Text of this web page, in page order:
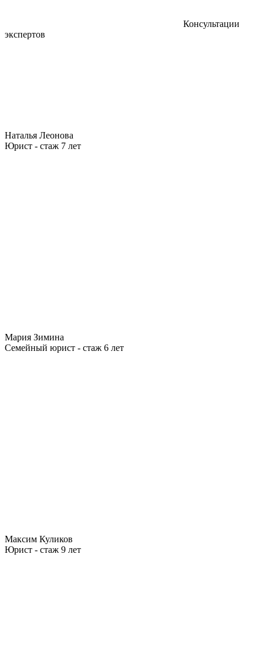
Консультации
экспертов
Наталья Леонова
Юрист - стаж 7 лет
Мария Зимина
Семейный юрист - стаж 6 лет
Максим Куликов
Юрист - стаж 9 лет